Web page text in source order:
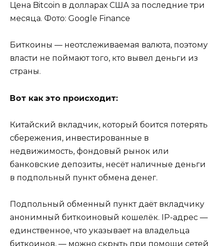
Цена Bitcoin в долларах США за последние три
месяца. Фото: Google Finance
Биткоины — неотслеживаемая валюта, поэтому
власти не поймают того, кто вывел деньги из
страны.
Вот как это происходит:
Китайский вкладчик, который боится потерять
сбережения, инвестированные в
недвижимость, фондовый рынок или
банковские депозиты, несёт наличные деньги
в подпольный пункт обмена денег.
Подпольный обменный пункт даёт вкладчику
анонимный биткоиновый кошелёк. IP-адрес —
единственное, что указывает на владельца
биткоинов, — можно скрыть при помощи сетей